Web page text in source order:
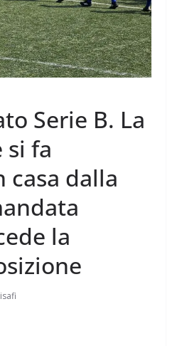
Serie B. La
si fa
casa dalla
la